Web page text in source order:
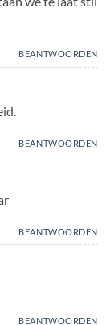
BEANTWOORDEN
BEANTWOORDEN
BEANTWOORDEN
BEANTWOORDEN